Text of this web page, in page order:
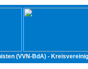
(VVN-BdA) -